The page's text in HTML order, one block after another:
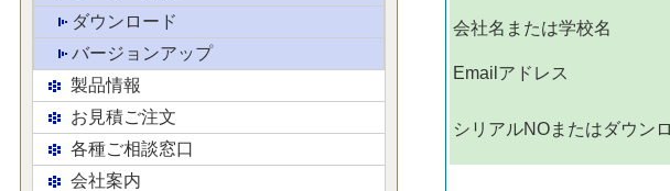
会社名または学校名
Emailアドレス
シリアルNOまたはダウン
ダウンロード
バージョンアップ
製品情報
お見積ご注文
各種ご相談窓口
会社案内